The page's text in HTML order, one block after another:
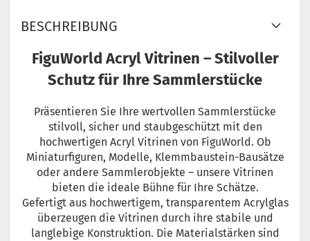
BESCHREIBUNG
FiguWorld Acryl Vitrinen – Stilvoller
Schutz für Ihre Sammlerstücke
Präsentieren Sie Ihre wertvollen Sammlerstücke
stilvoll, sicher und staubgeschützt mit den
hochwertigen Acryl Vitrinen von FiguWorld. Ob
Miniaturfiguren, Modelle, Klemmbaustein-Bausätze
oder andere Sammlerobjekte – unsere Vitrinen
bieten die ideale Bühne für Ihre Schätze.
Gefertigt aus hochwertigem, transparentem Acrylglas
überzeugen die Vitrinen durch ihre stabile und
langlebige Konstruktion. Die Materialstärken sind